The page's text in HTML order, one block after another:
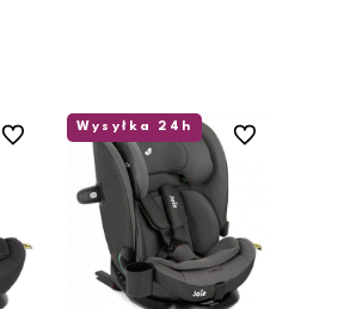
Do ulubionych
Wysyłka 24h
Do ulubionych